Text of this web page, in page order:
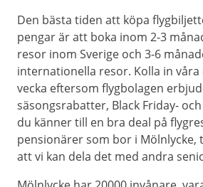
Den bästa tiden att köpa
pengar är att boka inom 2-3
resor inom Sverige och 3-6
internationella resor. Kolla in
vecka eftersom flygbolagen
säsongsrabatter, Black Friday-
du känner till en bra deal på
pensionärer som bor i Mölnlycke,
att vi kan dela det med andra